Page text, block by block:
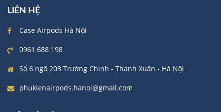
LIÊN HỆ
Case Airpods Hà Nội
0961 688 198
Số 6 ngõ 203 Trường Chinh - Thanh Xuân - Hà Nội
phukienairpods.hanoi@gmail.com